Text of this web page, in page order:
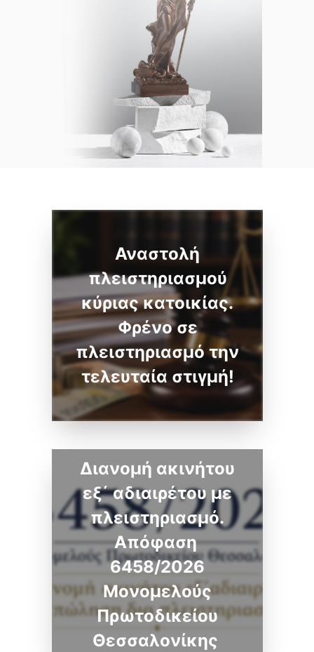
Αναστολή
πλειστηριασμού
κύριας κατοικίας.
Φρένο σε
πλειστηριασμό την
τελευταία στιγμή!
Διανομή ακινήτου
εξ΄ αδιαιρέτου με
πλειστηριασμό.
Απόφαση
6458/2026
Μονομελούς
Πρωτοδικείου
Θεσσαλονίκης